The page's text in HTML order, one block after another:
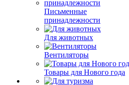
Письменные
принадлежности
Для животных
Вентиляторы
Товары для Нового года